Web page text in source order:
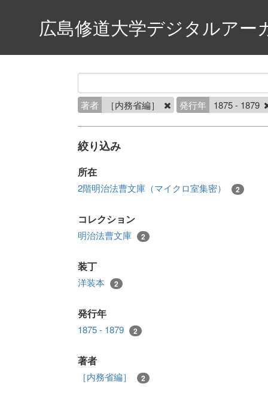
広島修道大学デジタルアー
著者 ［内務省編］ 発行年 1875 - 1879
絞り込み
所在
2階明治法曹文庫（マイクロ室集密） 2
コレクション
明治法曹文庫 2
装丁
洋装本 2
発行年
1875 - 1879 2
著者
［内務省編］ 2